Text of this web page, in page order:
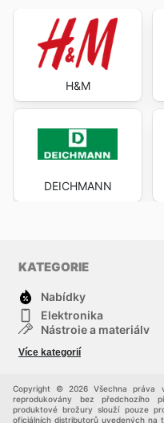
H&M
DEICHMANN
KATEGORIE
Nabídky
Elektronika
Nástroje a materiály
Děti
Více kategorií
Copyright © 2026 Všechna práva
reprodukovány bez předchozího
produktové brožury slouží pouze
oficiálních distributorů uvedených